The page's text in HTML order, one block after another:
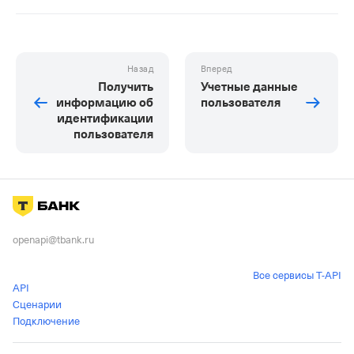
Назад
Получить
информацию об
идентификации
пользователя
Вперед
Учетные данные
пользователя
openapi@tbank.ru
API
Сценарии
Подключение
Все сервисы T-API